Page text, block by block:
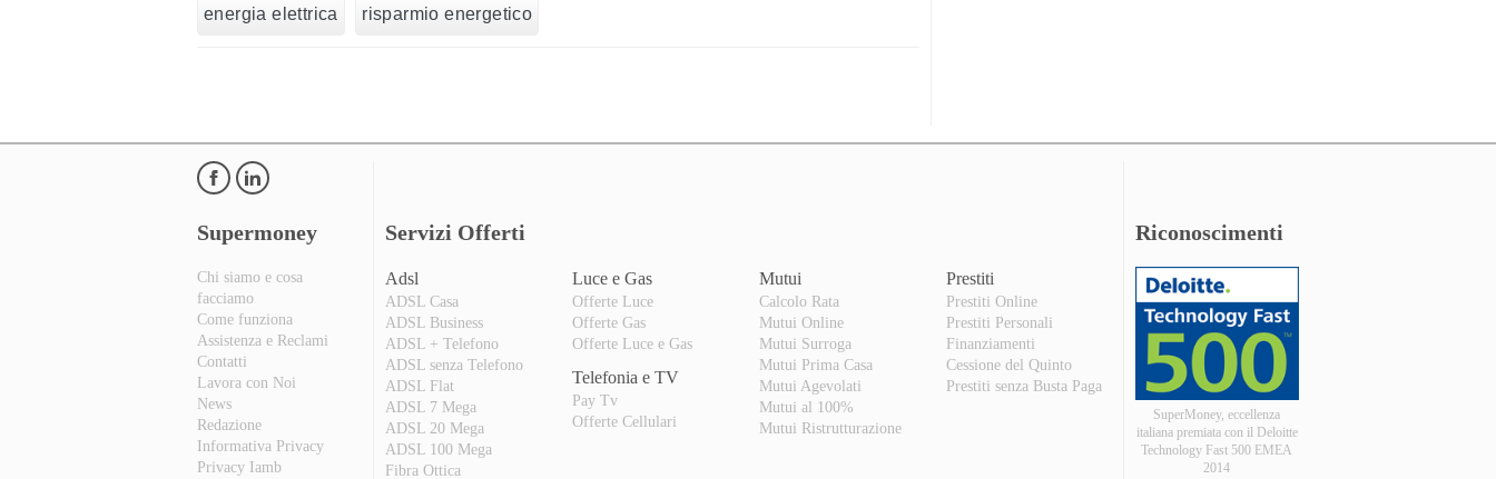
energia elettrica risparmio energetico
Supermoney
Chi siamo e cosa
facciamo
Come funziona
Assistenza e Reclami
Contatti
Lavora con Noi
News
Redazione
Informativa Privacy
Privacy Iamb
Servizi Offerti
Adsl
ADSL Casa
ADSL Business
ADSL + Telefono
ADSL senza Telefono
ADSL Flat
ADSL 7 Mega
ADSL 20 Mega
ADSL 100 Mega
Fibra Ottica
Luce e Gas
Offerte Luce
Offerte Gas
Offerte Luce e Gas
Telefonia e TV
Pay Tv
Offerte Cellulari
Mutui
Calcolo Rata
Mutui Online
Mutui Surroga
Mutui Prima Casa
Mutui Agevolati
Mutui al 100%
Mutui Ristrutturazione
Prestiti
Prestiti Online
Prestiti Personali
Finanziamenti
Cessione del Quinto
Prestiti senza Busta Paga
Riconoscimenti
SuperMoney, eccellenza
italiana premiata con il Deloitte
Technology Fast 500 EMEA
2014